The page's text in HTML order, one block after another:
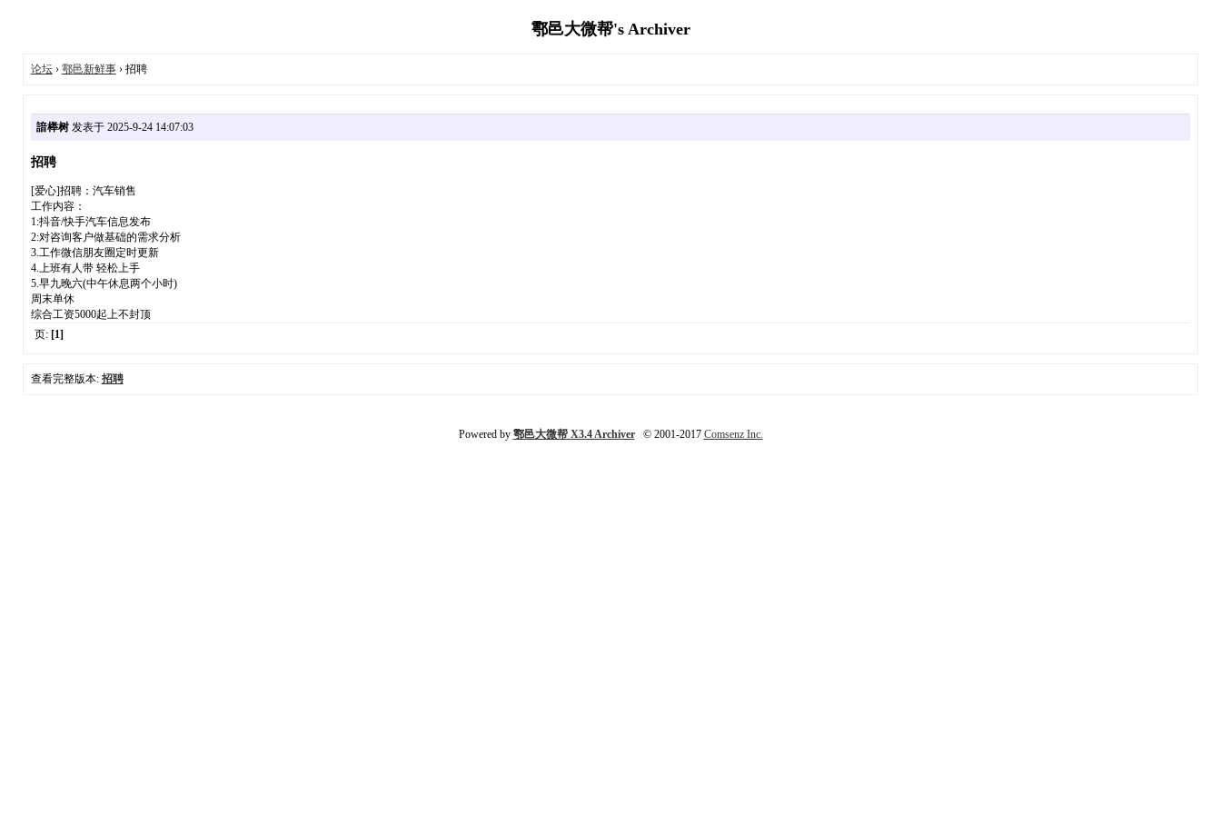
鄠邑大微帮's Archiver
论坛› 鄠邑新鲜事› 招聘
諳榉树发表于 2025-9-24 14:07:03
招聘
[爱心]招聘：汽车销售
工作内容：
1:抖音/快手汽车信息发布
2:对咨询客户做基础的需求分析
3.工作微信朋友圈定时更新
4.上班有人带 轻松上手
5.早九晚六(中午休息两个小时)
周末单休
综合工资5000起上不封顶
页: [1]
查看完整版本: 招聘
Powered by 鄠邑大微帮 X3.4 Archiver© 2001-2017 Comsenz Inc.